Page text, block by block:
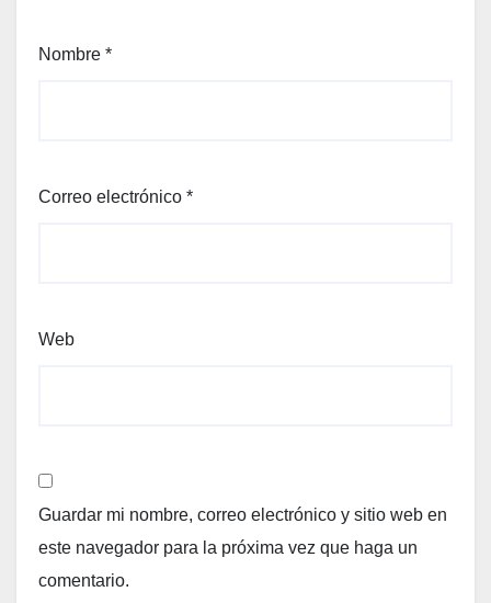
Nombre *
Correo electrónico *
Web
Guardar mi nombre, correo electrónico y sitio web en
este navegador para la próxima vez que haga un
comentario.